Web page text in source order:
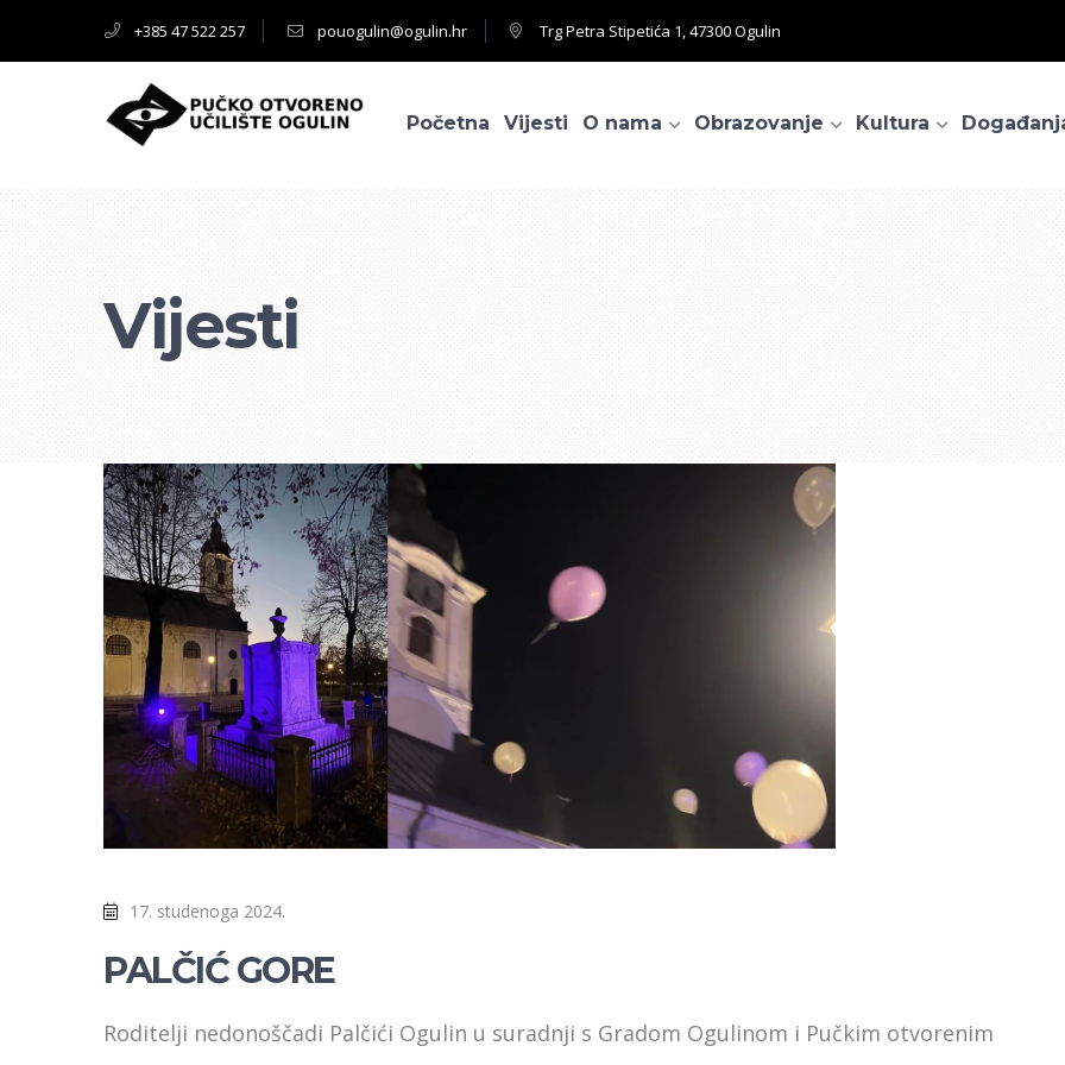
+385 47 522 257 pouogulin@ogulin.hr Trg Petra Stipetića 1, 47300 Ogulin
Početna Vijesti O nama Obrazovanje Kultura
Vijesti
17. studenoga 2024.
PALČIĆ GORE
Roditelji nedonoščadi Palčići Ogulin u suradnji s Gradom Ogulinom i Pučkim otvorenim